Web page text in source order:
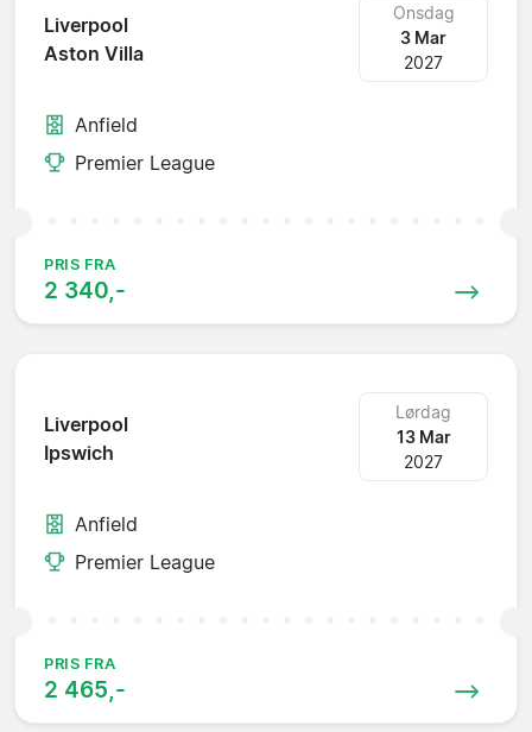
Liverpool
Aston Villa
Onsdag
3 Mar
2027
Anfield
Premier League
PRIS FRA
2 340,-
Liverpool
Ipswich
Lørdag
13 Mar
2027
Anfield
Premier League
PRIS FRA
2 465,-